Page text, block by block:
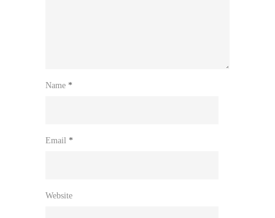
Name *
Email *
Website